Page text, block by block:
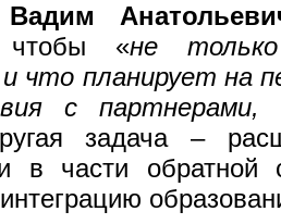
Вадим
чтобы «не
что планирует на
с
задача –
в части обратной